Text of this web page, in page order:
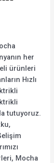
her
ürünleri
Hızlı
tutuyoruz.
Mocha